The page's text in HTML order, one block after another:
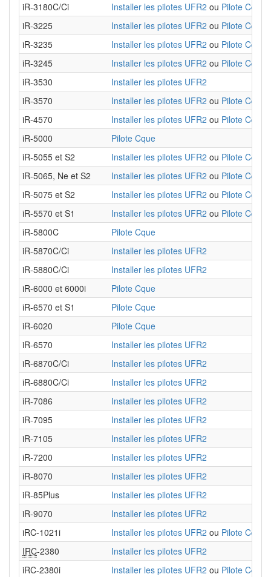
iR-3180C/Ci
Installer les pilotes UFR2 ou Pilote Cque
iR-3225
Installer les pilotes UFR2 ou Pilote Cque
iR-3235
Installer les pilotes UFR2 ou Pilote Cque
iR-3245
Installer les pilotes UFR2 ou Pilote Cque
iR-3530
Installer les pilotes UFR2
iR-3570
Installer les pilotes UFR2 ou Pilote Cque
iR-4570
Installer les pilotes UFR2 ou Pilote Cque
iR-5000
Pilote Cque
iR-5055 et S2
Installer les pilotes UFR2 ou Pilote Cque
iR-5065, Ne et S2
Installer les pilotes UFR2 ou Pilote Cque
iR-5075 et S2
Installer les pilotes UFR2 ou Pilote Cque
iR-5570 et S1
Installer les pilotes UFR2 ou Pilote Cque
iR-5800C
Pilote Cque
iR-5870C/Ci
Installer les pilotes UFR2
iR-5880C/Ci
Installer les pilotes UFR2
iR-6000 et 6000i
Pilote Cque
iR-6570 et S1
Pilote Cque
iR-6020
Pilote Cque
iR-6570
Installer les pilotes UFR2
iR-6870C/Ci
Installer les pilotes UFR2
iR-6880C/Ci
Installer les pilotes UFR2
iR-7086
Installer les pilotes UFR2
iR-7095
Installer les pilotes UFR2
iR-7105
Installer les pilotes UFR2
iR-7200
Installer les pilotes UFR2
iR-8070
Installer les pilotes UFR2
iR-85Plus
Installer les pilotes UFR2
iR-9070
Installer les pilotes UFR2
iRC-1021i
Installer les pilotes UFR2 ou Pilote Cque
IRC-2380
Installer les pilotes UFR2
iRC-2380i
Installer les pilotes UFR2 ou Pilote Cque